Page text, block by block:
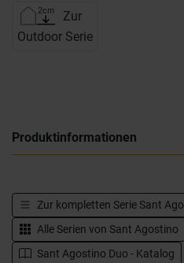
Zur
Outdoor Serie
Produktinformationen
Zur kompletten Serie Sant
Alle Serien von Sant Agostino
Sant Agostino Duo - Katalog